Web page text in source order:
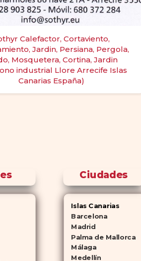
Calefactor, Cortaviento,
Jardin, Persiana, Pergola,
Mosquetera, Cortina, Jardin
industrial Llore Arrecife Islas
Canarias España)
Ciudades
Islas Canarias
Barcelona
Madrid
Palma de Mallorca
Málaga
Medellín